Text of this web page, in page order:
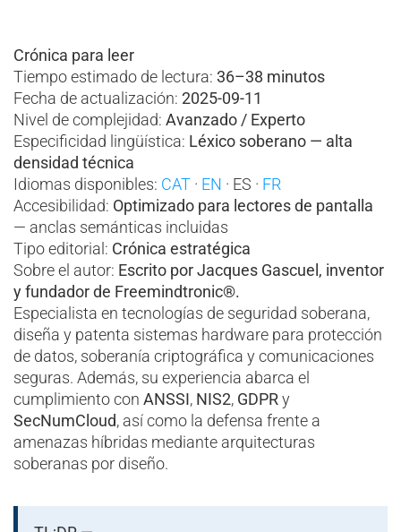
Crónica para leer
Tiempo estimado de lectura: 36–38 minutos
Fecha de actualización: 2025-09-11
Nivel de complejidad: Avanzado / Experto
Especificidad lingüística: Léxico soberano — alta
densidad técnica
Idiomas disponibles: CAT · EN · ES · FR
Accesibilidad: Optimizado para lectores de pantalla
— anclas semánticas incluidas
Tipo editorial: Crónica estratégica
Sobre el autor: Escrito por Jacques Gascuel, inventor
y fundador de Freemindtronic®.
Especialista en tecnologías de seguridad soberana,
diseña y patenta sistemas hardware para protección
de datos, soberanía criptográfica y comunicaciones
seguras. Además, su experiencia abarca el
cumplimiento con ANSSI, NIS2, GDPR y
SecNumCloud, así como la defensa frente a
amenazas híbridas mediante arquitecturas
soberanas por diseño.